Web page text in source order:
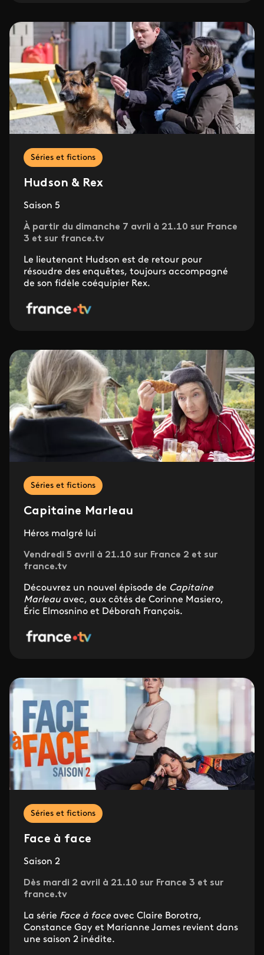
Séries et fictions
Hudson & Rex
Saison 5
À partir du dimanche 7 avril à 21.10 sur France
3 et sur france.tv
Le lieutenant Hudson est de retour pour
résoudre des enquêtes, toujours accompagné
de son fidèle coéquipier Rex.
Séries et fictions
Capitaine Marleau
Héros malgré lui
Vendredi 5 avril à 21.10 sur France 2 et sur
france.tv
Découvrez un nouvel épisode de Capitaine
Marleau avec, aux côtés de Corinne Masiero,
Éric Elmosnino et Déborah François.
Séries et fictions
Face à face
Saison 2
Dès mardi 2 avril à 21.10 sur France 3 et sur
france.tv
La série Face à face avec Claire Borotra,
Constance Gay et Marianne James revient dans
une saison 2 inédite.